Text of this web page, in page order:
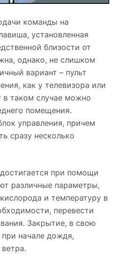
команды на
установленная
близости от
однако, не слишком
вариант – пульт
как у телевизора или
в таком случае можно
помещения.
управления, причем
сразу несколько
при помощи
различные параметры,
и температуру в
перевести
Закрытие, в свою
начале дождя,